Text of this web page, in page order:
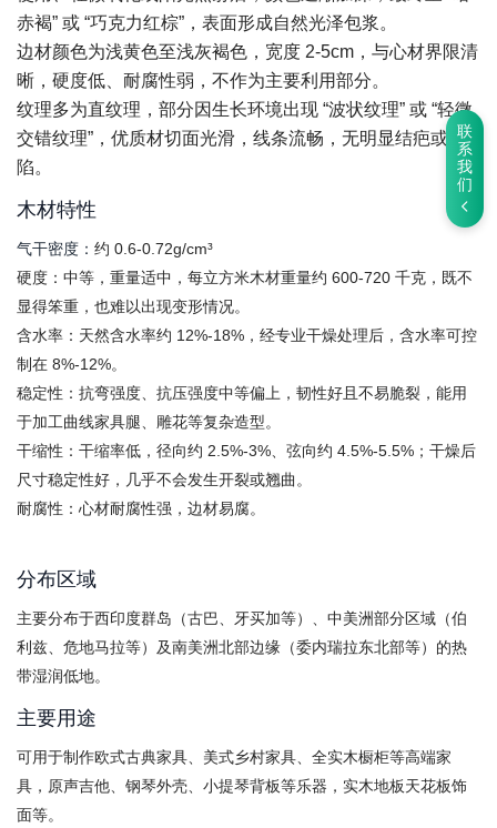
联
系
我
们
赤褐” 或 “巧克力红棕”，表面形成自然光泽包浆。
边材颜色为浅黄色至浅灰褐色，宽度 2-5cm，与心材界限清
晰，硬度低、耐腐性弱，不作为主要利用部分。
纹理多为直纹理，部分因生长环境出现 “波状纹理” 或 “轻微
交错纹理”，优质材切面光滑，线条流畅，无明显结疤或缺
陷。
木材特性
气干密度： 约 0.6-0.72g/cm³
硬度：中等，重量适中，每立方米木材重量约 600-720 千克，既不
显得笨重，也难以出现变形情况。
含水率：天然含水率约 12%-18%，经专业干燥处理后，含水率可控
制在 8%-12%。
稳定性：抗弯强度、抗压强度中等偏上，韧性好且不易脆裂，能用
于加工曲线家具腿、雕花等复杂造型。
干缩性：干缩率低，径向约 2.5%-3%、弦向约 4.5%-5.5%；干燥后
尺寸稳定性好，几乎不会发生开裂或翘曲。
耐腐性：心材耐腐性强，边材易腐。
分布区域
主要分布于西印度群岛（古巴、牙买加等）、中美洲部分区域（伯
利兹、危地马拉等）及南美洲北部边缘（委内瑞拉东北部等）的热
带湿润低地。
主要用途
可用于制作欧式古典家具、美式乡村家具、全实木橱柜等高端家
具，原声吉他、钢琴外壳、小提琴背板等乐器，实木地板天花板饰
面等。